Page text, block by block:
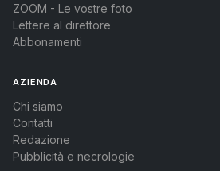
ZOOM - Le vostre foto
Lettere al direttore
Abbonamenti
AZIENDA
Chi siamo
Contatti
Redazione
Pubblicità e necrologie